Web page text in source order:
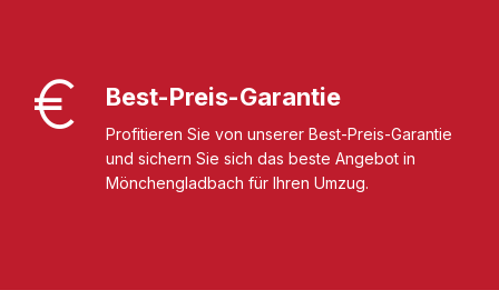
Best-Preis-Garantie
Profitieren Sie von unserer Best-Preis-Garantie
und sichern Sie sich das beste Angebot in
Mönchengladbach für Ihren Umzug.